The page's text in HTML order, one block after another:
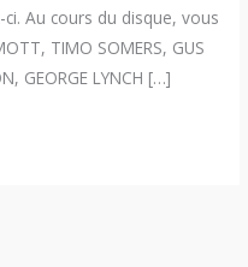
Au cours du disque, vous
TIMO SOMERS, GUS
GEORGE LYNCH […]